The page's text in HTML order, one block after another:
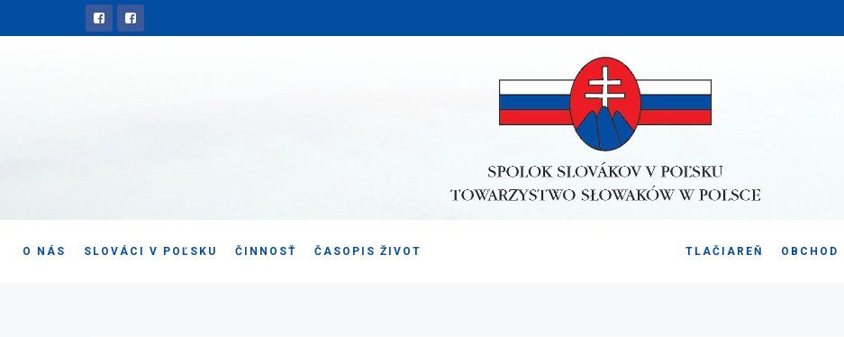
O NÁS SLOVÁCI V POĽSKU ČINNOSŤ ČASOPIS ŽIVOT TLAČIAREŇ OBCHOD